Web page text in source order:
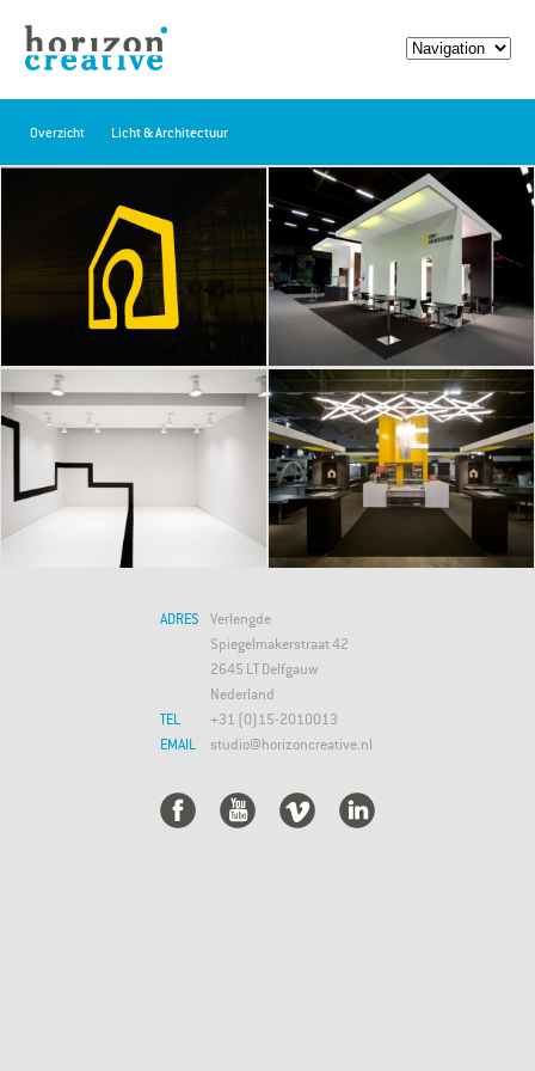
Overzicht Licht & Architectuur
ADRES
TEL
EMAIL
Verlengde
Spiegelmakerstraat 42
2645 LT Delfgauw
Nederland
+31 (0)15-2010013
studio@horizoncreative.nl